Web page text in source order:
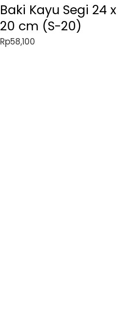
Baki Kayu Segi 24 x
20 cm (S-20)
Rp58,100